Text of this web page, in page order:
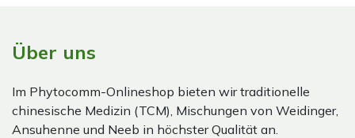
Über uns
Im Phytocomm-Onlineshop bieten wir traditionelle
chinesische Medizin (TCM), Mischungen von Weidinger,
Ansuhenne und Neeb in höchster Qualität an.